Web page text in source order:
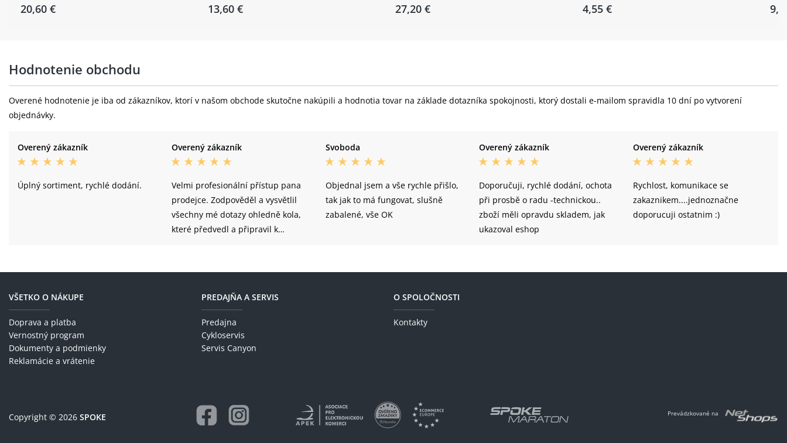
20,60 € 13,60 € 27,20 € 4,55 €
Hodnotenie obchodu
Overené hodnotenie je iba od zákazníkov, ktorí v našom obchode skutočne nakúpili a hodnotia tovar na základe dotazníka spokojnosti, ktorý dostali e-mailom spravidla 10 dní po vytvorení
objednávky.
Overený zákazník
Úplný sortiment, rychlé dodání.
Overený zákazník
Velmi profesionální přístup pana
prodejce. Zodpověděl a vysvětlil
všechny mé dotazy ohledně kola,
které předvedl a připravil k
Svoboda
Objednal jsem a vše rychle přišlo,
tak jak to má fungovat, slušně
zabalené, vše OK
Overený zákazník
Doporučuji, rychlé dodání, ochota
při prosbě o radu -technickou..
zboží měli opravdu skladem, jak
ukazoval eshop
Overený zákazník
Rychlost, komunikace se
zakaznikem....jednoznačne
doporucuji ostatnim :)
VŠETKO O NÁKUPE
Doprava a platba
Vernostný program
Dokumenty a podmienky
Reklamácie a vrátenie
PREDAJŇA A SERVIS
Predajna
Cykloservis
Servis Canyon
O SPOLOČNOSTI
Kontakty
Prevádzkované na
Copyright © 2026 SPOKE